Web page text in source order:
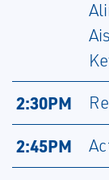
2:30PM
2:45PM